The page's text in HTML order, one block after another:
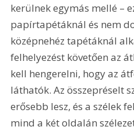
kerülnek egymás mellé –
papírtapétáknál és nem
középnehéz tapétáknál
felhelyezést követően az
kell hengerelni, hogy az
láthatók. Az összepréselt
erősebb lesz, és a szélek
mind a két oldalán